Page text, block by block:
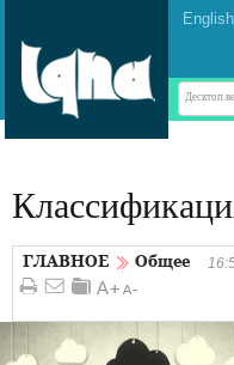
English
Десктоп-
ГЛАВНОЕ Общее